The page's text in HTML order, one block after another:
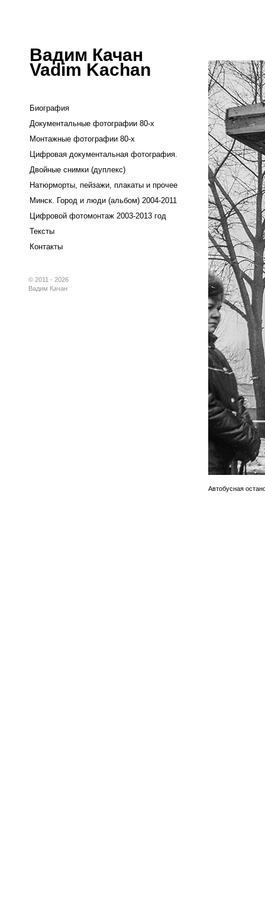
Вадим Качан
Vadim Kachan
Биография
Документальные фотографии 80-х
Монтажные фотографии 80-х
Цифровая документальная фотография.
Двойные снимки (дуплекс)
Натюрморты, пейзажи, плакаты и прочее
Минск. Город и люди (альбом) 2004-2011
Цифровой фотомонтаж 2003-2013 год
Тексты
Контакты
© 2011 - 2026
Вадим Качан
Автобусная